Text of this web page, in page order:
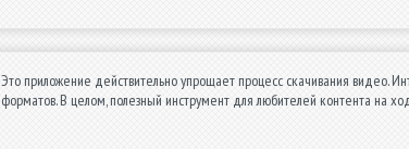
Это приложение действительно упрощает процесс скачивания видео.
форматов. В целом, полезный инструмент для любителей контента на